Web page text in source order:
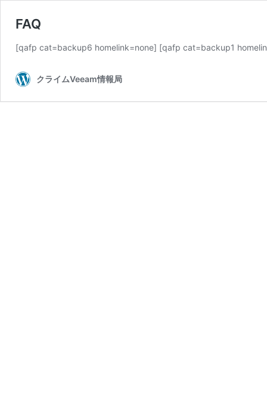
FAQ
[qafp cat=backup6 homelink=none] [qafp cat=backup1
クライムVeeam情報局